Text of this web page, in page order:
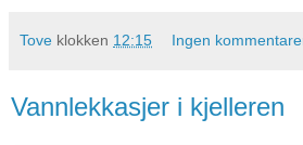
Tove klokken 12:15 Ingen
Vannlekkasjer i kjelleren